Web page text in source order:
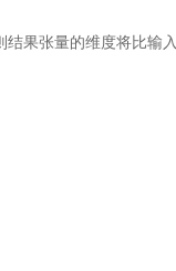
果张量的维度将比输入